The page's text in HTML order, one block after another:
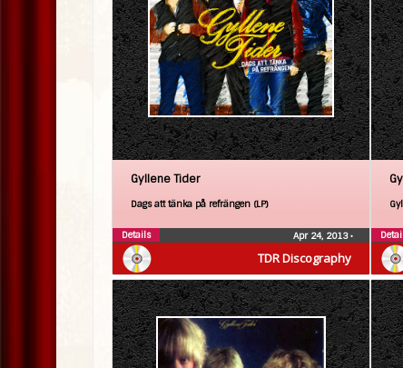
TDR Discography
Gyllene Tider
Dags att tänka på refrängen (LP)
Apr 24, 2013•
Details